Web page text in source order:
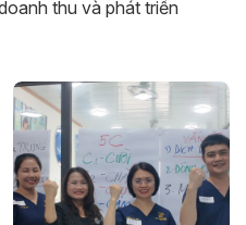
thu và phát triển